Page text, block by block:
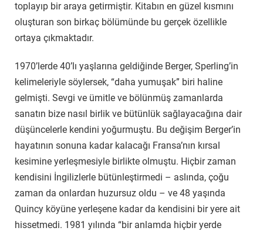
toplayıp bir araya getirmiştir. Kitabın en güzel kısmını
oluşturan son birkaç bölümünde bu gerçek özellikle
ortaya çıkmaktadır.
1970’lerde 40’lı yaşlarına geldiğinde Berger, Sperling’in
kelimeleriyle söylersek, “daha yumuşak” biri haline
gelmişti. Sevgi ve ümitle ve bölünmüş zamanlarda
sanatın bize nasıl birlik ve bütünlük sağlayacağına dair
düşüncelerle kendini yoğurmuştu. Bu değişim Berger’in
hayatının sonuna kadar kalacağı Fransa’nın kırsal
kesimine yerleşmesiyle birlikte olmuştu. Hiçbir zaman
kendisini İngilizlerle bütünleştirmedi – aslında, çoğu
zaman da onlardan huzursuz oldu – ve 48 yaşında
Quincy köyüne yerleşene kadar da kendisini bir yere ait
hissetmedi. 1981 yılında “bir anlamda hiçbir yerde